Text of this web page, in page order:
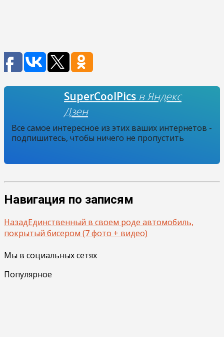
SuperCoolPics в Яндекс
Дзен
Все самое интересное из этих ваших интернетов -
подпишитесь, чтобы ничего не пропустить
Навигация по записям
НазадЕдинственный в своем роде автомобиль,
покрытый бисером (7 фото + видео)
Мы в социальных сетях
Популярное